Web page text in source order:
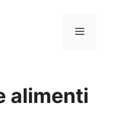
MENU
alimenti